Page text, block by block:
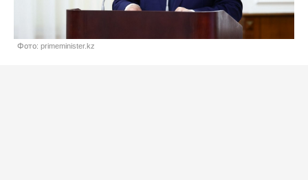
Фото: primeminister.kz